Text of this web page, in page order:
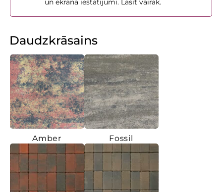
un ekrāna iestatījumi. Lasīt vairāk.
Daudzkrāsains
Amber Fossil